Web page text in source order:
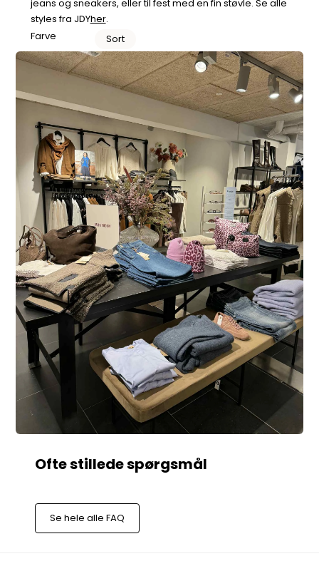
jeans og sneakers, eller til fest med en fin støvle. Se alle
styles fra JDYher.
Farve
Sort
Se hele alle FAQ